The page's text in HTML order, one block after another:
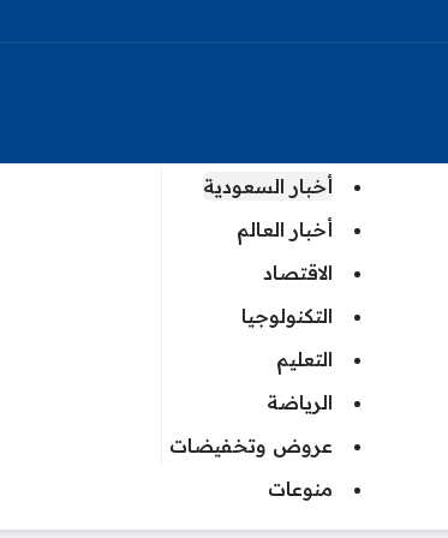
أخبار السعودية
أخبار العالم
الاقتصاد
التكنولوجيا
التعليم
الرياضة
عروض وتخفيضات
منوعات